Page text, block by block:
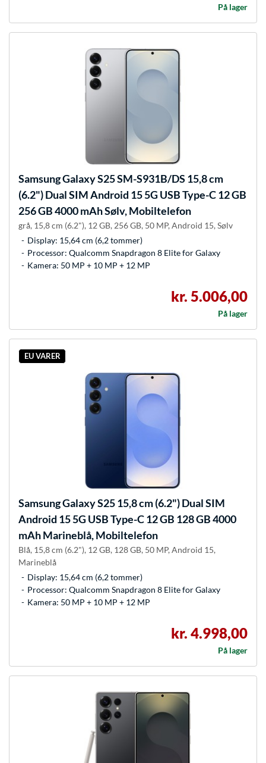
På lager
SamsungGalaxy S25 SM-S931B/DS 15,8 cm
(6.2") Dual SIM Android 15 5G USB Type-C 12 GB
256 GB 4000 mAh Sølv, Mobiltelefon
grå, 15,8 cm (6.2"), 12 GB, 256 GB, 50 MP, Android 15, Sølv
Display: 15,64 cm (6,2 tommer)
Processor: Qualcomm Snapdragon 8 Elite for Galaxy
Kamera: 50 MP + 10 MP + 12 MP
kr. 5.006,00
På lager
EU VARER
SamsungGalaxy S25 15,8 cm (6.2") Dual SIM
Android 15 5G USB Type-C 12 GB 128 GB 4000
mAh Marineblå, Mobiltelefon
Blå, 15,8 cm (6.2"), 12 GB, 128 GB, 50 MP, Android 15,
Marineblå
Display: 15,64 cm (6,2 tommer)
Processor: Qualcomm Snapdragon 8 Elite for Galaxy
Kamera: 50 MP + 10 MP + 12 MP
kr. 4.998,00
På lager